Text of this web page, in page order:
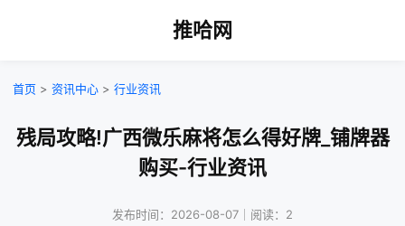
推哈网
首页 > 资讯中心 > 行业资讯
残局攻略!广西微乐麻将怎么得好牌_铺牌器
购买-行业资讯
发布时间：2026-08-07｜阅读：2